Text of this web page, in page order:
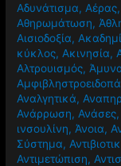
Αδυνάτισμα, Αέρας,
Αθηρωμάτωση,
Αισιοδοξία,
κύκλος, Ακινησία,
Αλτρουισμός,
Αναλγητικά,
Ανάρρωση, Ανάσες,
ινσουλίνη, Άνοια,
Σύστημα,
Αντιμετώπιση,